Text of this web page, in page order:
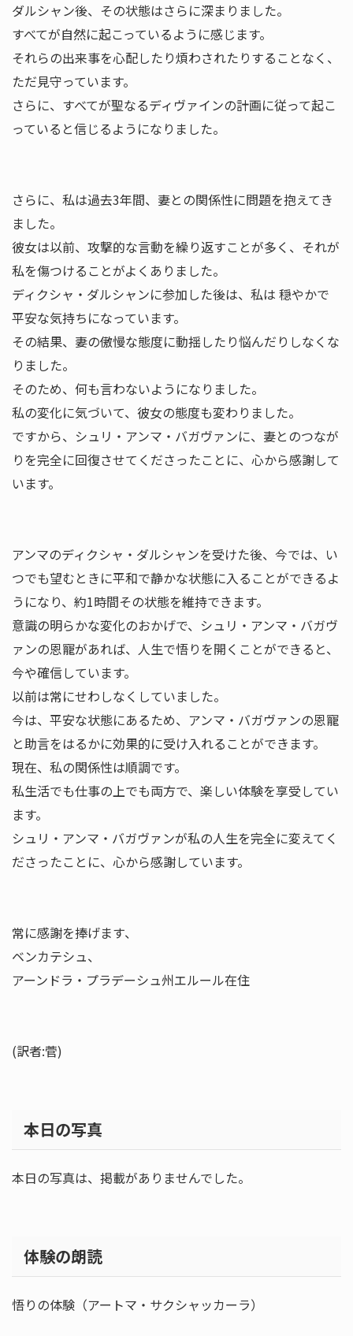
ダルシャン後、その状態はさらに深まりました。
すべてが自然に起こっているように感じます。
それらの出来事を心配したり煩わされたりすることなく、
ただ見守っています。
さらに、すべてが聖なるディヴァインの計画に従って起こ
っていると信じるようになりました。
さらに、私は過去3年間、妻との関係性に問題を抱えてき
ました。
彼女は以前、攻撃的な言動を繰り返すことが多く、それが
私を傷つけることがよくありました。
ディクシャ・ダルシャンに参加した後は、私は 穏やかで
平安な気持ちになっています。
その結果、妻の傲慢な態度に動揺したり悩んだりしなくな
りました。
そのため、何も言わないようになりました。
私の変化に気づいて、彼女の態度も変わりました。
ですから、シュリ・アンマ・バガヴァンに、妻とのつなが
りを完全に回復させてくださったことに、心から感謝して
います。
アンマのディクシャ・ダルシャンを受けた後、今では、い
つでも望むときに平和で静かな状態に入ることができるよ
うになり、約1時間その状態を維持できます。
意識の明らかな変化のおかげで、シュリ・アンマ・バガヴ
ァンの恩寵があれば、人生で悟りを開くことができると、
今や確信しています。
以前は常にせわしなくしていました。
今は、平安な状態にあるため、アンマ・バガヴァンの恩寵
と助言をはるかに効果的に受け入れることができます。
現在、私の関係性は順調です。
私生活でも仕事の上でも両方で、楽しい体験を享受してい
ます。
シュリ・アンマ・バガヴァンが私の人生を完全に変えてく
ださったことに、心から感謝しています。
常に感謝を捧げます、
ベンカテシュ、
アーンドラ・プラデーシュ州エルール在住
(訳者:菅)
本日の写真
本日の写真は、掲載がありませんでした。
体験の朗読
悟りの体験（アートマ・サクシャッカーラ）